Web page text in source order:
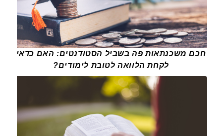
חכם משכנתאות פה בשביל הסטודנטים: האם כדאי
לקחת הלוואה לטובת לימודים?